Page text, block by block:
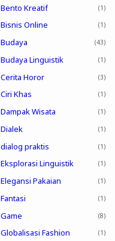
Bento Kreatif 1
Bisnis Online 1
Budaya 43
Budaya Linguistik 1
Cerita Horor 3
Ciri Khas 1
Dampak Wisata 1
Dialek 1
dialog praktis 1
Eksplorasi Linguistik 1
Elegansi Pakaian 1
Fantasi 1
Game 8
Globalisasi Fashion 1